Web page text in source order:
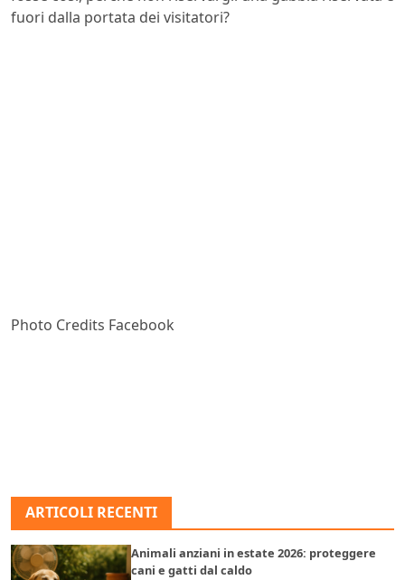
fuori dalla portata dei visitatori?
Photo Credits Facebook
ARTICOLI RECENTI
Animali anziani in estate 2026: proteggere
cani e gatti dal caldo